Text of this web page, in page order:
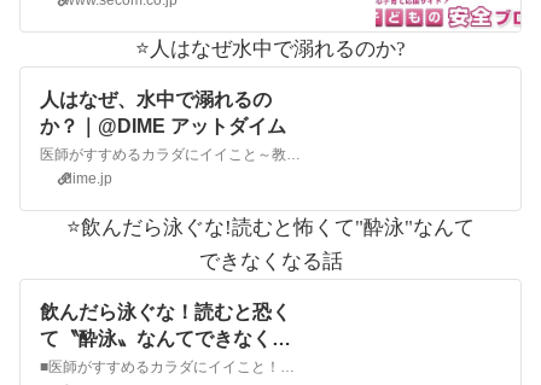
⭐️人はなぜ水中で溺れるのか?
人はなぜ、水中で溺れるの
か？｜@DIME アットダイム
医師がすすめるカラダにイイこと～教えてDr倉田～ 日本各地で海開きがあり、海水浴が楽しい季節がやってきましたね。一方で例年海や川での水の事故も後を絶ちません。「溺水」を医学や歴史、社会的側面から「...
dime.jp
⭐️飲んだら泳ぐな!読むと怖くて"酔泳"なんて
できなくなる話
飲んだら泳ぐな！読むと恐く
て〝酔泳〟なんてできなくな
る話｜@DIME アットダイム ■医師がすすめるカラダにイイこと！ 教えてDr倉田 現役医師が教える健康にイイこと、カラダにイイこと。今回は飲んで泳ぐのがどれだけ危険なことか、夏本番、本格的な海遊びシーズンの今、教えてくれます。...